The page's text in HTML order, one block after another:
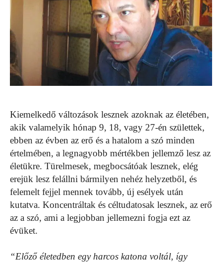
Kiemelkedő változások lesznek azoknak az életében,
akik valamelyik hónap 9, 18, vagy 27-én születtek,
ebben az évben az erő és a hatalom a szó minden
értelmében, a legnagyobb mértékben jellemző lesz az
életükre. Türelmesek, megbocsátóak lesznek, elég
erejük lesz felállni bármilyen nehéz helyzetből, és
felemelt fejjel mennek tovább, új esélyek után
kutatva. Koncentráltak és céltudatosak lesznek, az erő
az a szó, ami a legjobban jellemezni fogja ezt az
évüket.
“Előző életedben egy harcos katona voltál, így